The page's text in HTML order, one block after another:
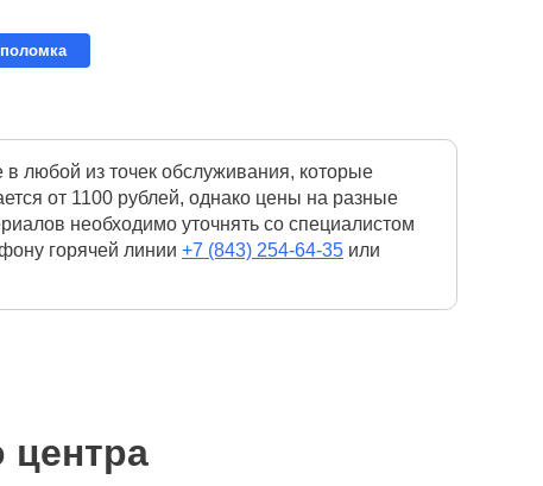
любой из точек обслуживания, которые
от 1100 рублей, однако цены на разные
необходимо уточнять со специалистом
горячей линии +7 (843) 254-64-35 или
центра